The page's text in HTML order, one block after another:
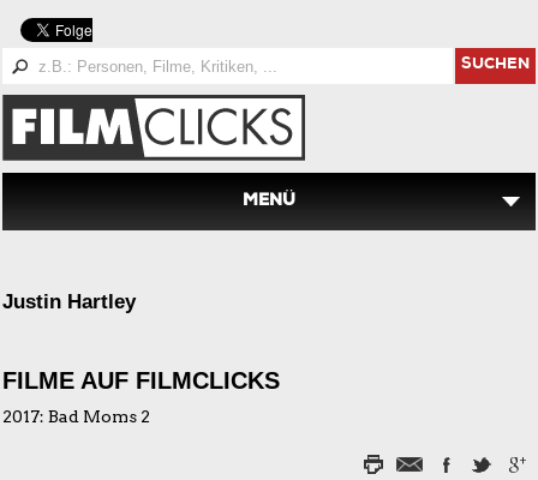
SUCHEN
MENÜ
Justin Hartley
FILME AUF FILMCLICKS
2017: Bad Moms 2